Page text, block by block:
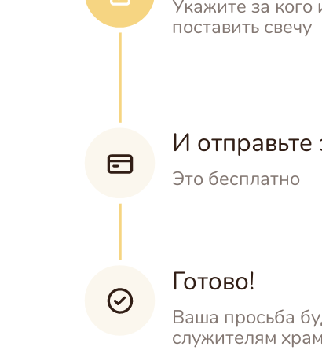
Укажите за кого
поставить свечу
И отправьте
Это бесплатно
Готово!
Ваша просьба
служителям